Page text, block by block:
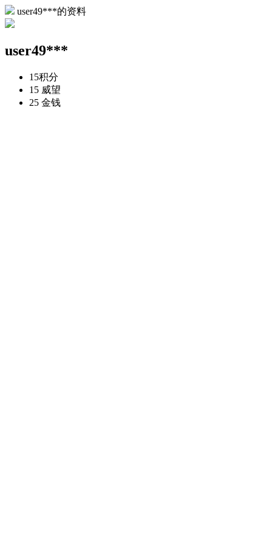
user49***的资料
user49***
15积分
15 威望
25 金钱